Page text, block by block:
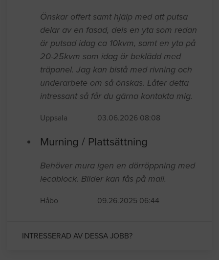
Önskar offert samt hjälp med att putsa
delar av en fasad, dels en yta som redan
är putsad idag ca 10kvm, samt en yta på
20-25kvm som idag är beklädd med
träpanel. Jag kan bistå med rivning och
underarbete om så önskas. Låter detta
intressant så får du gärna kontakta mig.
Uppsala 03.06.2026 08:08
Murning / Plattsättning
Behöver mura igen en dörröppning med
lecablock. Bilder kan fås på mail.
Håbo 09.26.2025 06:44
INTRESSERAD AV DESSA JOBB?